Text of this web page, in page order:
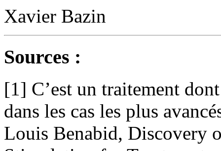
Xavier Bazin
Sources :
[1] C’est un traitement
dans les cas les plus
Louis Benabid, Discovery